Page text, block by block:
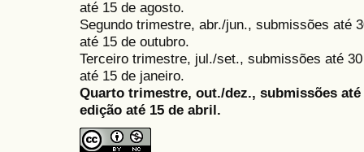
até 15 de agosto.
Segundo trimestre, abr./jun., submissões até
até 15 de outubro.
Terceiro trimestre, jul./set., submissões até
até 15 de janeiro.
Quarto trimestre, out./dez., submissões
edição até 15 de abril.